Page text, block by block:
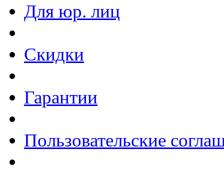
Для юр. лиц
Скидки
Гарантии
Пользовательские